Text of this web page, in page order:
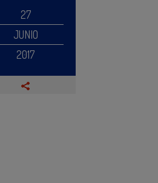
27
JUNIO
2017